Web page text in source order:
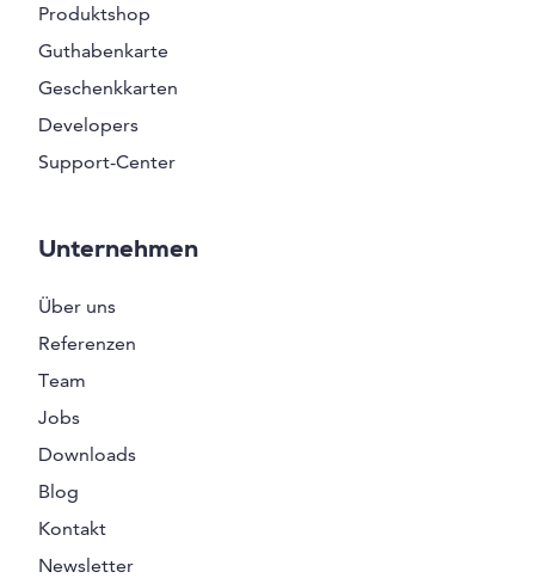
Produktshop
Guthabenkarte
Geschenkkarten
Developers
Support-Center
Unternehmen
Über uns
Referenzen
Team
Jobs
Downloads
Blog
Kontakt
Newsletter